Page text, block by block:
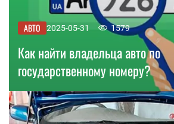
АВТО 2025-05-31 1579
Как найти владельца авто по
государственному номеру?